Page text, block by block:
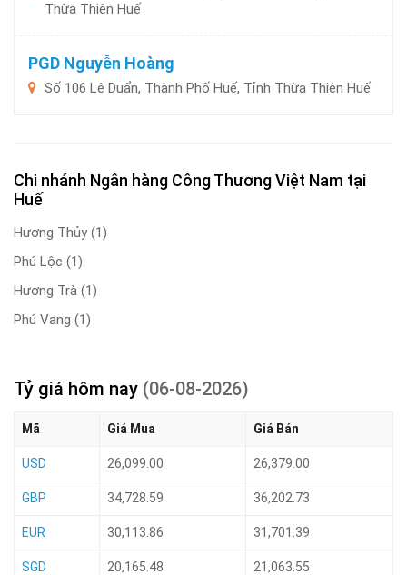
Thừa Thiên Huế
PGD Nguyễn Hoàng
Số 106 Lê Duẩn, Thành Phố Huế, Tỉnh Thừa Thiên Huế
Chi nhánh Ngân hàng Công Thương Việt Nam tại
Huế
Hương Thủy (1)
Phú Lộc (1)
Hương Trà (1)
Phú Vang (1)
Tỷ giá hôm nay (06-08-2026)
Mã Giá Mua Giá Bán
USD 26,099.00 26,379.00
GBP 34,728.59 36,202.73
EUR 30,113.86 31,701.39
SGD 20,165.48 21,063.55